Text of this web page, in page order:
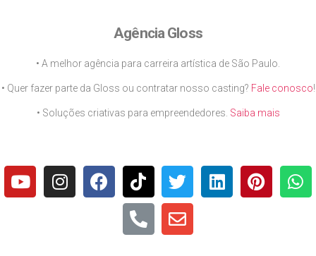
Agência Gloss
• A melhor agência para carreira artística de São Paulo.
• Quer fazer parte da Gloss ou contratar nosso casting? Fale conosco!
• Soluções criativas para empreendedores. Saiba mais